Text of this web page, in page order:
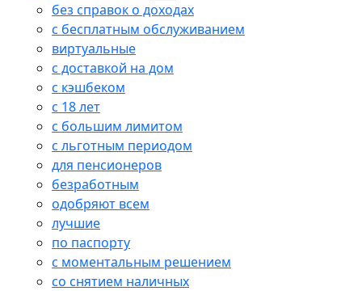
без справок о доходах
с бесплатным обслуживанием
виртуальные
с доставкой на дом
с кэшбеком
с 18 лет
с большим лимитом
с льготным периодом
для пенсионеров
безработным
одобряют всем
лучшие
по паспорту
с моментальным решением
со снятием наличных